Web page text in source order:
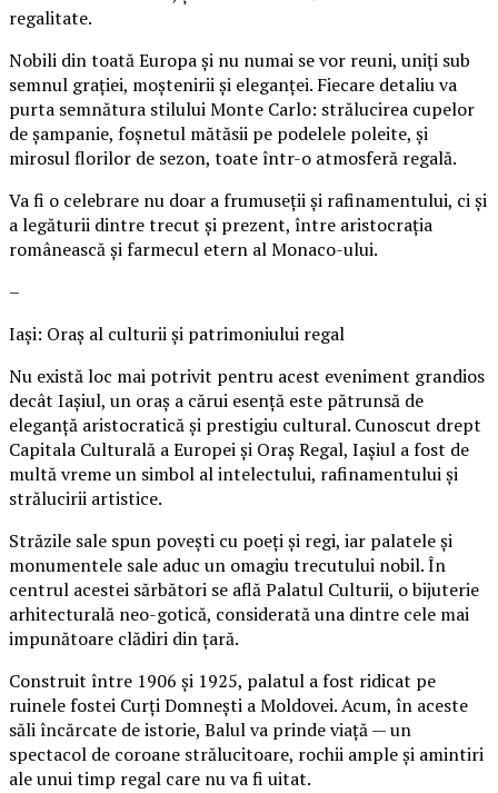
regalitate.
Nobili din toată Europa și nu numai se vor reuni, uniți sub
semnul grației, moștenirii și eleganței. Fiecare detaliu va
purta semnătura stilului Monte Carlo: strălucirea cupelor
de șampanie, foșnetul mătăsii pe podelele poleite, și
mirosul florilor de sezon, toate într-o atmosferă regală.
Va fi o celebrare nu doar a frumuseții și rafinamentului, ci și
a legăturii dintre trecut și prezent, între aristocrația
românească și farmecul etern al Monaco-ului.
–
Iași: Oraș al culturii și patrimoniului regal
Nu există loc mai potrivit pentru acest eveniment grandios
decât Iașiul, un oraș a cărui esență este pătrunsă de
eleganță aristocratică și prestigiu cultural. Cunoscut drept
Capitala Culturală a Europei și Oraș Regal, Iașiul a fost de
multă vreme un simbol al intelectului, rafinamentului și
strălucirii artistice.
Străzile sale spun povești cu poeți și regi, iar palatele și
monumentele sale aduc un omagiu trecutului nobil. În
centrul acestei sărbători se află Palatul Culturii, o bijuterie
arhitecturală neo-gotică, considerată una dintre cele mai
impunătoare clădiri din țară.
Construit între 1906 și 1925, palatul a fost ridicat pe
ruinele fostei Curți Domnești a Moldovei. Acum, în aceste
săli încărcate de istorie, Balul va prinde viață — un
spectacol de coroane strălucitoare, rochii ample și amintiri
ale unui timp regal care nu va fi uitat.